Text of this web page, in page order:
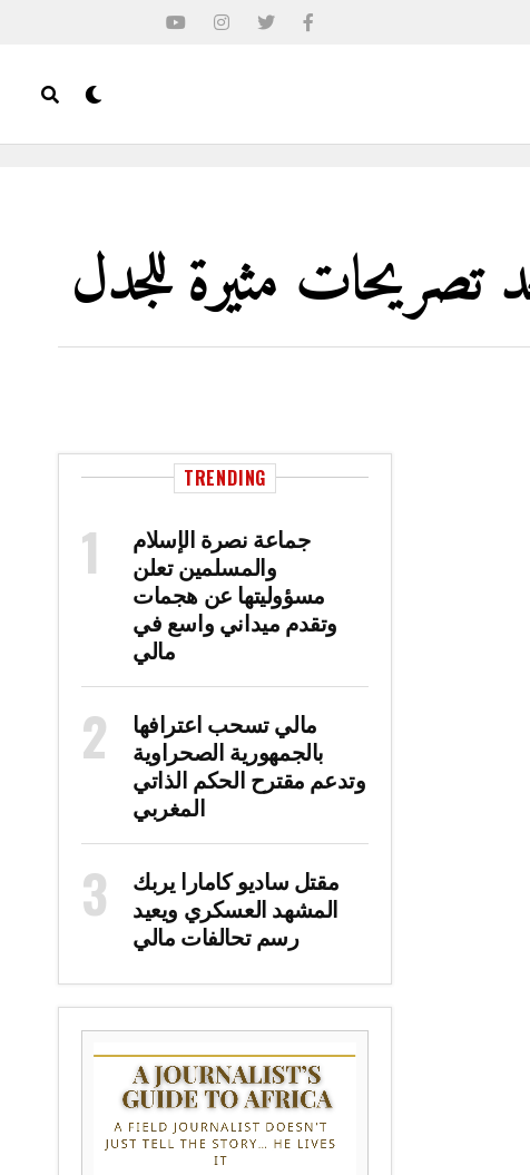
تصريحات مثيرة للجدل
TRENDING
جماعة نصرة الإسلام
والمسلمين تعلن
مسؤوليتها عن هجمات
وتقدم ميداني واسع في
مالي
مالي تسحب اعترافها
بالجمهورية الصحراوية
وتدعم مقترح الحكم الذاتي
المغربي
مقتل ساديو كامارا يربك
المشهد العسكري ويعيد
رسم تحالفات مالي